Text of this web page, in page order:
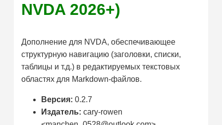
NVDA 2026+)
Дополнение для NVDA, обеспечивающее
структурную навигацию (заголовки, списки,
таблицы и т.д.) в редактируемых текстовых
областях для Markdown-файлов.
Версия: 0.2.7
Издатель: cary-rowen